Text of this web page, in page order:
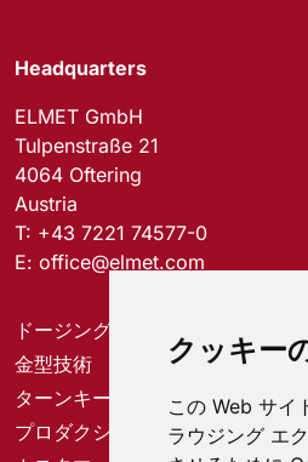
クッキー
この Web サイ
ラウジング エ
Headquarters
ELMET GmbH
Tulpenstraße 21
4064 Oftering
Austria
T: +43 7221 74577-0
E: office@elmet.com
ドージングシステム
金型技術
ターンキーソリューション
プロダクションソリューション